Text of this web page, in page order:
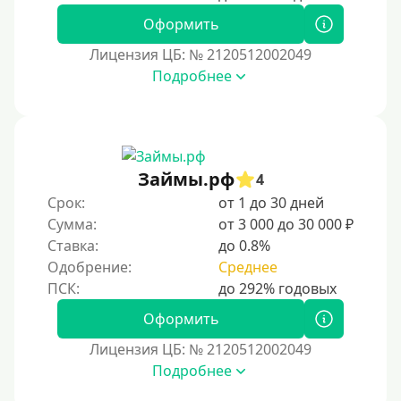
Без страховок и комиссий
Со страховкой
Без предоплат
Без электронной почты
С автоматическим одобрением
Без номера телефона
На телефон
Бесплатно, без скрытых платежей и обязательных
Без звонков и проверок
Онлайн круглосуточно
Оформить
Лицензия ЦБ: № 2120512002049
Подробнее
Займы.рф
4
Срок:
от 1 до 30 дней
Сумма:
от 3 000 до 30 000 ₽
Ставка:
до 0.8%
Одобрение:
Среднее
Оформить
Лицензия ЦБ: № 2120512002049
Подробнее